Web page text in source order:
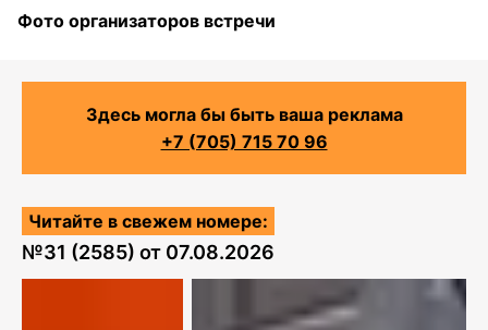
Фото организаторов встречи
Здесь могла бы быть ваша реклама
+7 (705) 715 70 96
Читайте в свежем номере:
№31 (2585) от 07.08.2026